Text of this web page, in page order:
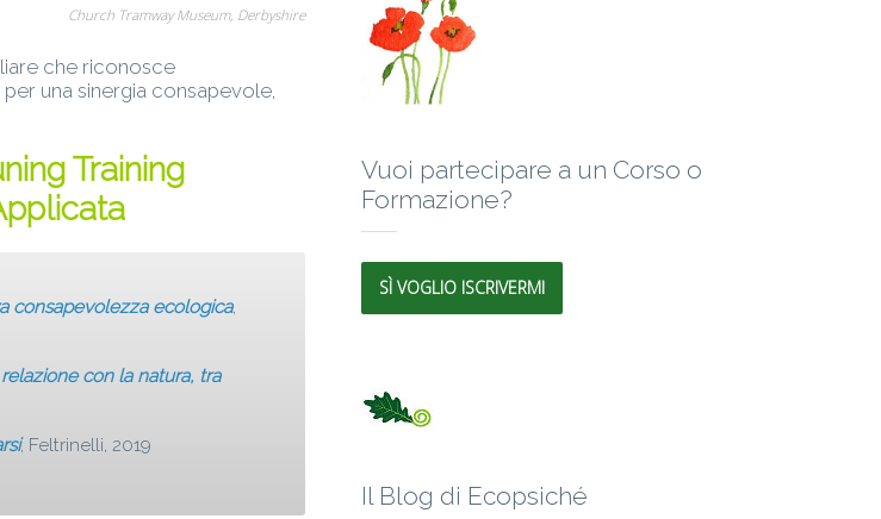
Church Tramway Museum, Derbyshire
che riconosce
una sinergia consapevole,
Training
consapevolezza ecologica,
con la natura, tra
, Feltrinelli, 2019
Vuoi partecipare a un Corso o
Formazione?
SÌ VOGLIO ISCRIVERMI
Il Blog di Ecopsiché